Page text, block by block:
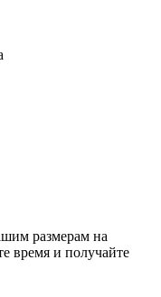
размерам на
время и получайте